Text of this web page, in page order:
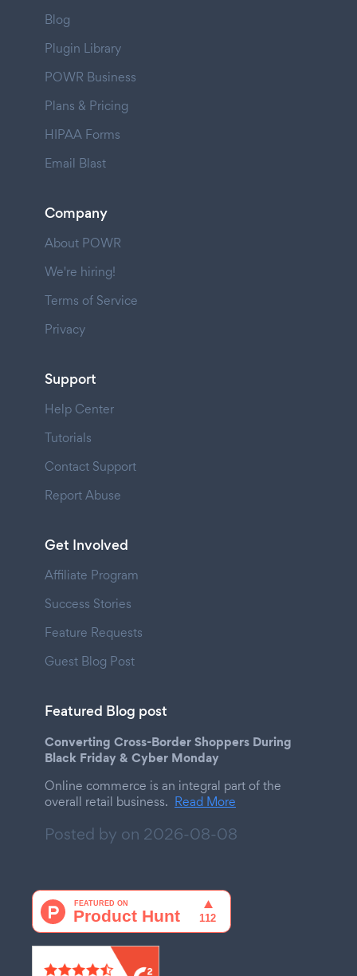
Blog
Plugin Library
POWR Business
Plans & Pricing
HIPAA Forms
Email Blast
Company
About POWR
We're hiring!
Terms of Service
Privacy
Support
Help Center
Tutorials
Contact Support
Report Abuse
Get Involved
Affiliate Program
Success Stories
Feature Requests
Guest Blog Post
Featured Blog post
Converting Cross-Border Shoppers During
Black Friday & Cyber Monday
Online commerce is an integral part of the
overall retail business. Read More
Posted by on 2026-08-08